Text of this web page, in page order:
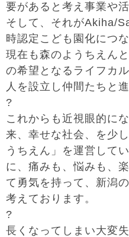
要があると考え事業や
そして、それがAkiha/
時認定こども園化につ
現在も森のようちえん
の希望となるライフカ
人を設立し仲間たちと
?
これからも近視眼的に
来、幸せな社会、を少
うちえん」を運営して
に、痛みも、悩みも、
て勇気を持って、新潟
考えております。
?
長くなってしまい大変